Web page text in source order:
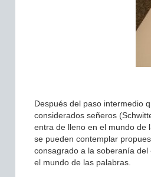
Después del paso intermedio
considerados señeros
entra de lleno en el mundo de
se pueden contemplar
consagrado a la soberanía
el mundo de las palabras.